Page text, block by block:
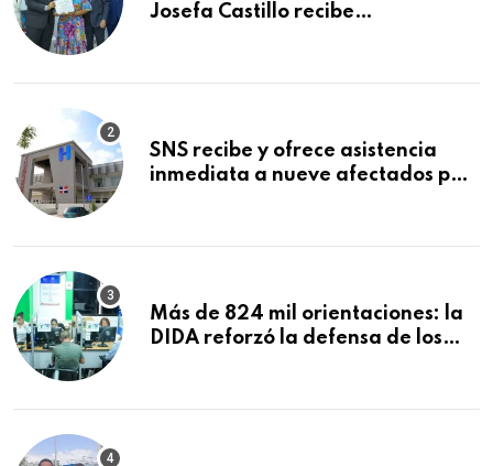
Josefa Castillo recibe
SNS recibe y ofrece asistencia
inmediata a nueve afectados por
Macorís
Más de 824 mil orientaciones: la
DIDA reforzó la defensa de los